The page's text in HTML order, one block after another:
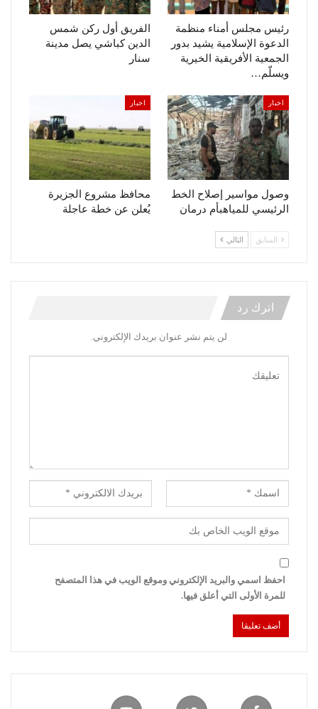
رئيس مجلس أمناء منظمة
الدعوة الإسلامية يشيد بدور
الجمعية الأفريقية الخيرية
ويسلّم…
الفريق أول ركن شمس
الدين كباشي يصل مدينة
سنار
اخبار
وصول مواسير إصلاح الخط
الرئيسي للمياهبأم درمان
اخبار
محافظ مشروع الجزيرة
يُعلن عن خطة عاجلة
السابق التالي
اترك رد
لن يتم نشر عنوان بريدك الإلكتروني.
احفظ اسمي والبريد الإلكتروني وموقع الويب في هذا المتصفح
للمرة الأولى التي أعلق فيها.